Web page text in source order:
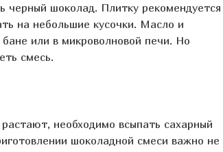
черный шоколад. Плитку рекомендуется
на небольшие кусочки. Масло и
или в микроволновой печи. Но
смесь.
необходимо всыпать сахарный
шоколадной смеси важно не